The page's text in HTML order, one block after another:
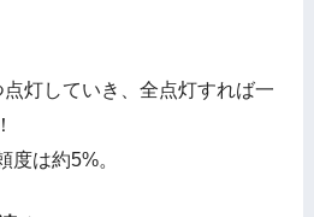
点灯していき、全点灯すれば一
は約5%。